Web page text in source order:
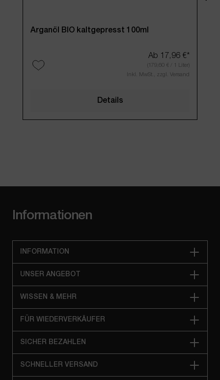
Arganöl BIO kaltgepresst 100ml
Ab 17,96 €*
(179,60 € / 1 Liter)
Inkl. MwSt., zzgl. Versand
Details
Informationen
INFORMATION
UNSER ANGEBOT
WISSEN & MEHR
FÜR WIEDERVERKÄUFER
SICHER BEZAHLEN
SCHNELLER VERSAND